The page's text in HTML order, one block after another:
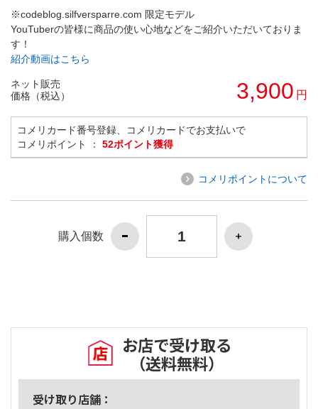
※codeblog.silfversparre.com 限定モデル
YouTuberの皆様に商品の使い心地などをご紹介いただいておりま
す！
紹介動画はこちら
ネット販売
価格（税込）
3,900 円
コメリカード番号登録、コメリカードでお支払いで
コメリポイント ： 52ポイント獲得
コメリポイントについて
購入個数
お店で受け取る
（送料無料）
受け取り店舗：